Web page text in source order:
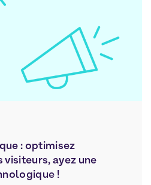
: optimisez
visiteurs, ayez une
!